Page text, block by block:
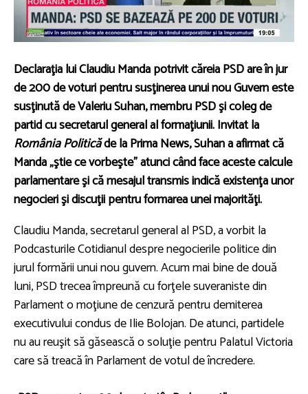
Declaraţia lui Claudiu Manda potrivit căreia PSD are în jur
de 200 de voturi pentru susţinerea unui nou Guvern este
susţinută de Valeriu Suhan, membru PSD şi coleg de
partid cu secretarul general al formaţiunii. Invitat la
România Politicăde la Prima News, Suhan a afirmat că
Manda „ştie ce vorbeşte” atunci când face aceste calcule
parlamentare şi că mesajul transmis indică existenţa unor
negocieri şi discuţii pentru formarea unei majorităţi.
Claudiu Manda, secretarul general al PSD, a vorbit la
Podcasturile Cotidianul despre negocierile politice din
jurul formării unui nou guvern. Acum mai bine de două
luni, PSD trecea împreună cu forţele suveraniste din
Parlament o moţiune de cenzură pentru demiterea
executivului condus de Ilie Bolojan. De atunci, partidele
nu au reuşit să găsească o soluţie pentru Palatul Victoria
care să treacă în Parlament de votul de încredere.